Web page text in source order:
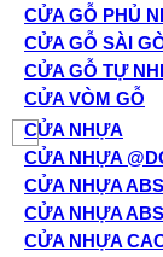
CỬA GỖ PHỦ
CỬA GỖ SÀI
CỬA GỖ TỰ
CỬA VÒM GỖ
CỬA NHỰA
CỬA NHỰA
CỬA NHỰA ABS
CỬA NHỰA
CỬA NHỰA